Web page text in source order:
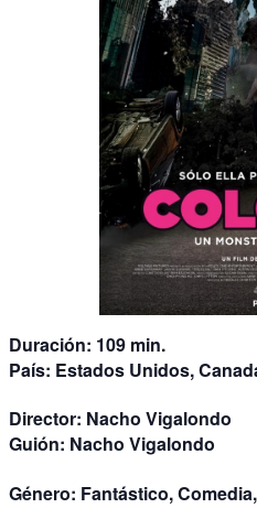
Duración: 109 min.
País: Estados Unidos,
Director: Nacho Vigalondo
Guión: Nacho Vigalondo
Género: Fantástico,